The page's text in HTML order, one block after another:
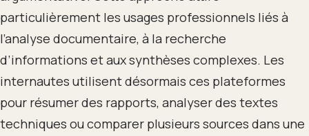
particulièrement les usages professionnels liés à
l’analyse documentaire, à la recherche
d’informations et aux synthèses complexes. Les
internautes utilisent désormais ces plateformes
pour résumer des rapports, analyser des textes
techniques ou comparer plusieurs sources dans une